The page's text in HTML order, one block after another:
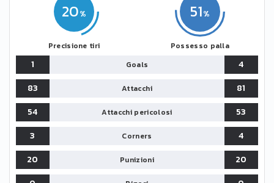
20
Precisione tiri
51
Possesso palla
1 Goals
4
83
Attacchi
81
54
Attacchi pericolosi
53
3
Corners
4
20
Punizioni
20